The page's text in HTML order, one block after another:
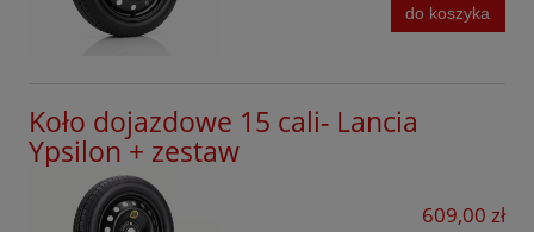
do koszyka
Koło dojazdowe 15 cali- Lancia
Ypsilon + zestaw
609,00 zł